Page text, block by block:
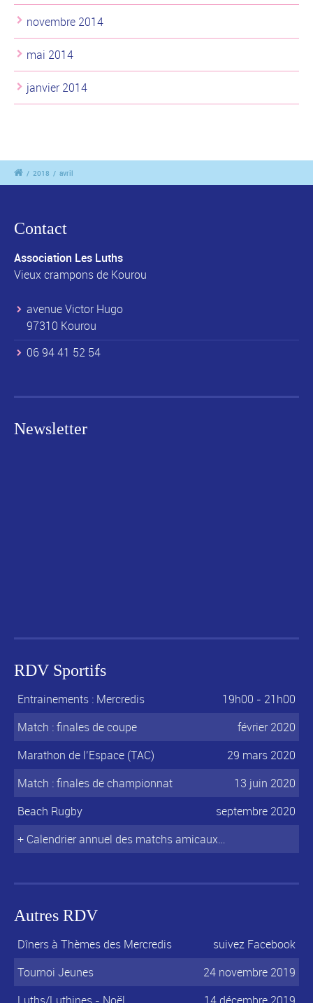
novembre 2014
mai 2014
janvier 2014
/ 2018 / avril
Contact
Association Les Luths
Vieux crampons de Kourou
avenue Victor Hugo
97310 Kourou
06 94 41 52 54
Newsletter
RDV Sportifs
Entrainements : Mercredis
19h00 - 21h00
Match : finales de coupe
février 2020
Marathon de l’Espace (TAC)
29 mars 2020
Match : finales de championnat
13 juin 2020
Beach Rugby
septembre 2020
+ Calendrier annuel des matchs amicaux…
Autres RDV
Dîners à Thèmes des Mercredis
suivez Facebook
Tournoi Jeunes
24 novembre 2019